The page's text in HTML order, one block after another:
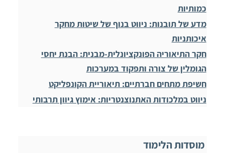
כמותיות
מדע של תובנות: ניווט בנוף של שיטות מחקר
איכותניות
חקר התיאוריה הפונקציונלית-מבנית: הבנת יחסי
הגומלין של צורה ותפקוד במערכות
חשיפת מתחים חברתיים: תיאוריית הקונפליקט
ניווט במלכודות האתנוצנטריות: אימוץ גיוון תרבותי
מוסדות הלימוד